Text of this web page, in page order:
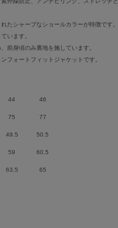
たシャープなショールカラーが特徴です。
います。
前身頃のみ裏地を施しています。
フォートフィットジャケットです。
44 46
75 77
49.5 50.5
59 60.5
63.5 65